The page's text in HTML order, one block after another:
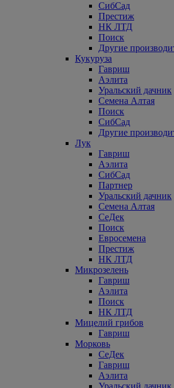
СибСад
Престиж
НК ЛТД
Поиск
Другие
Кукуруза
Гавриш
Аэлита
Уральский дачник
Семена Алтая
Поиск
СибСад
Другие
Лук
Гавриш
Аэлита
СибСад
Партнер
Уральский дачник
Семена Алтая
СеДек
Поиск
Евросемена
Престиж
НК ЛТД
Микрозелень
Гавриш
Аэлита
Поиск
НК ЛТД
Мицелий грибов
Гавриш
Морковь
СеДек
Гавриш
Аэлита
Уральский дачник